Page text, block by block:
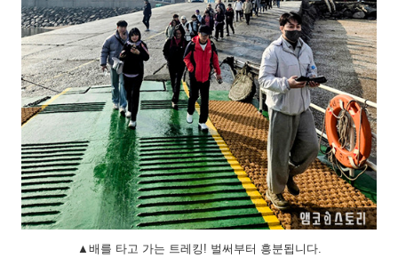
▲배를 타고 가는 트레킹! 벌써부터 흥분됩니다.